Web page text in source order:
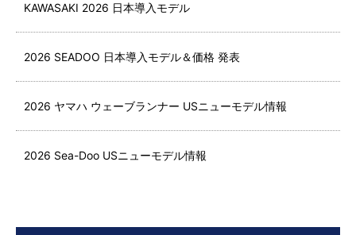
KAWASAKI 2026 日本導入モデル
2026 SEADOO 日本導入モデル＆価格 発表
2026 ヤマハ ウェーブランナー USニューモデル情報
2026 Sea-Doo USニューモデル情報